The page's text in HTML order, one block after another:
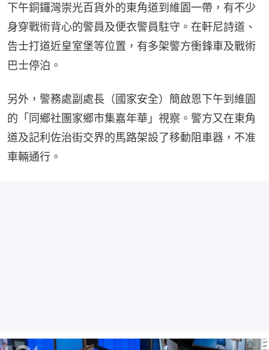
下午銅鑼灣崇光百貨外的東角道到維園一帶，有不少
身穿戰術背心的警員及便衣警員駐守。在軒尼詩道、
告士打道近皇室堡等位置，有多架警方衝鋒車及戰術
巴士停泊。
另外，警務處副處長（國家安全）簡啟恩下午到維園
的「同鄉社團家鄉市集嘉年華」視察。警方又在東角
道及記利佐治街交界的馬路架設了移動阻車器，不准
車輛通行。